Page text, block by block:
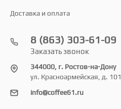
Доставка и оплата
8 (863) 303-61-09
Заказать звонок
344000, г. Ростов-на-Дону
ул. Красноармейская, д. 101
info@coffee61.ru